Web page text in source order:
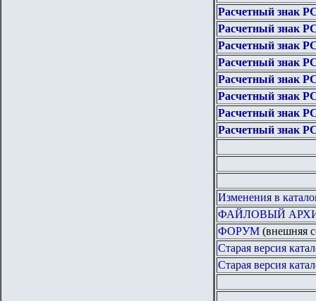
Расчетный знак
Расчетный знак
Расчетный знак
Расчетный знак
Расчетный знак
Расчетный знак
Расчетный знак
Расчетный знак
Изменения в
ФАЙЛОВЫЙ
ФОРУМ (внешняя
Старая версия
Старая версия